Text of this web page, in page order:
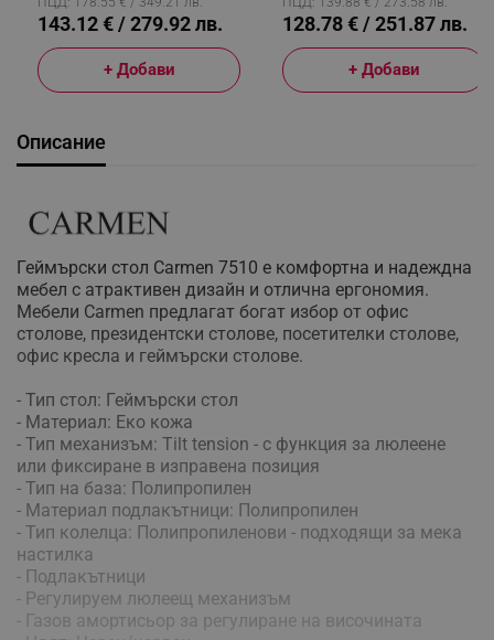
143.12 € / 279.92 лв.
+ Добави
128.78 € / 251.87 лв.
+ Добави
Описание
Геймърски стол Carmen 7510 е комфортна и надеждна
мебел с атрактивен дизайн и отлична ергономия.
Мебели Carmen предлагат богат избор от офис
столове, президентски столове, посетителки столове,
офис кресла и геймърски столове.
- Тип стол: Геймърски стол
- Материал: Еко кожа
- Тип механизъм: Tilt tension - с функция за люлеене
или фиксиране в изправена позиция
- Тип на база: Полипропилен
- Материал подлакътници: Полипропилен
- Тип колелца: Полипропиленови - подходящи за мека
настилка
- Подлакътници
- Регулируем люлеещ механизъм
- Газов амортисьор за регулиране на височината